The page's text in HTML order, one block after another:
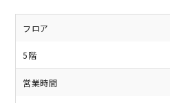
フロア
5階
営業時間